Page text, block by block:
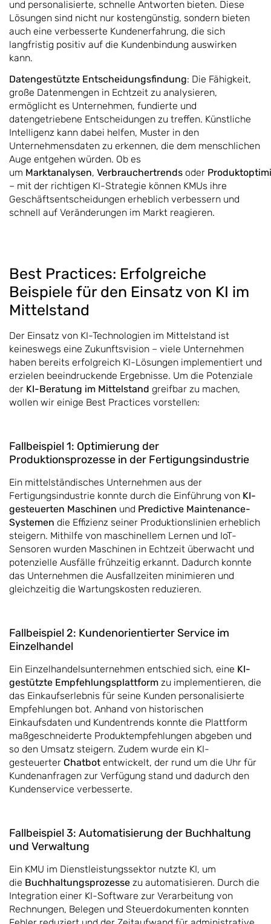
und personalisierte, schnelle Antworten bieten. Diese
Lösungen sind nicht nur kostengünstig, sondern bieten
auch eine verbesserte Kundenerfahrung, die sich
langfristig positiv auf die Kundenbindung auswirken
kann.
Datengestützte Entscheidungsfindung: Die Fähigkeit,
große Datenmengen in Echtzeit zu analysieren,
ermöglicht es Unternehmen, fundierte und
datengetriebene Entscheidungen zu treffen. Künstliche
Intelligenz kann dabei helfen, Muster in den
Unternehmensdaten zu erkennen, die dem menschlichen
Auge entgehen würden. Ob es
um Marktanalysen, Verbrauchertrends oder
– mit der richtigen KI-Strategie können KMUs ihre
Geschäftsentscheidungen erheblich verbessern und
schnell auf Veränderungen im Markt reagieren.
Best Practices: Erfolgreiche
Beispiele für den Einsatz von KI im
Mittelstand
Der Einsatz von KI-Technologien im Mittelstand ist
keineswegs eine Zukunftsvision – viele Unternehmen
haben bereits erfolgreich KI-Lösungen implementiert und
erzielen beeindruckende Ergebnisse. Um die Potenziale
der KI-Beratung im Mittelstand greifbar zu machen,
wollen wir einige Best Practices vorstellen:
Fallbeispiel 1: Optimierung der
Produktionsprozesse in der Fertigungsindustrie
Ein mittelständisches Unternehmen aus der
Fertigungsindustrie konnte durch die Einführung von KI-
gesteuerten Maschinen und Predictive Maintenance-
Systemen die Effizienz seiner Produktionslinien erheblich
steigern. Mithilfe von maschinellem Lernen und IoT-
Sensoren wurden Maschinen in Echtzeit überwacht und
potenzielle Ausfälle frühzeitig erkannt. Dadurch konnte
das Unternehmen die Ausfallzeiten minimieren und
gleichzeitig die Wartungskosten reduzieren.
Fallbeispiel 2: Kundenorientierter Service im
Einzelhandel
Ein Einzelhandelsunternehmen entschied sich, eine KI-
gestützte Empfehlungsplattform zu implementieren, die
das Einkaufserlebnis für seine Kunden personalisierte
Empfehlungen bot. Anhand von historischen
Einkaufsdaten und Kundentrends konnte die Plattform
maßgeschneiderte Produktempfehlungen abgeben und
so den Umsatz steigern. Zudem wurde ein KI-
gesteuerter Chatbot entwickelt, der rund um die Uhr für
Kundenanfragen zur Verfügung stand und dadurch den
Kundenservice verbesserte.
Fallbeispiel 3: Automatisierung der Buchhaltung
und Verwaltung
Ein KMU im Dienstleistungssektor nutzte KI, um
die Buchhaltungsprozesse zu automatisieren. Durch die
Integration einer KI-Software zur Verarbeitung von
Rechnungen, Belegen und Steuerdokumenten konnten